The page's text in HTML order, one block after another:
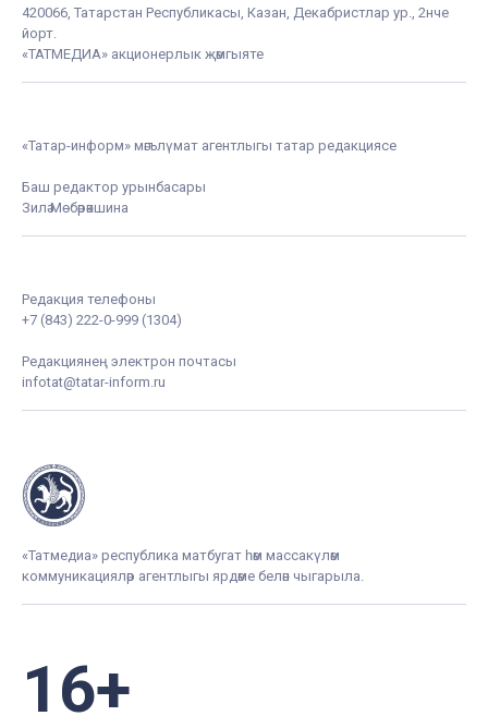
420066, Татарстан Республикасы, Казан, Декабристлар ур., 2нче
йорт.
«ТАТМЕДИА» акционерлык җәмгыяте
«Татар-информ» мәгълүмат агентлыгы татар редакциясе
Баш редактор урынбасары
Зилә Мөбәрәкшина
Редакция телефоны
+7 (843) 222-0-999 (1304)
Редакциянең электрон почтасы
infotat@tatar-inform.ru
«Татмедиа» республика матбугат һәм массакүләм
коммуникацияләр агентлыгы ярдәме белән чыгарыла.
16+